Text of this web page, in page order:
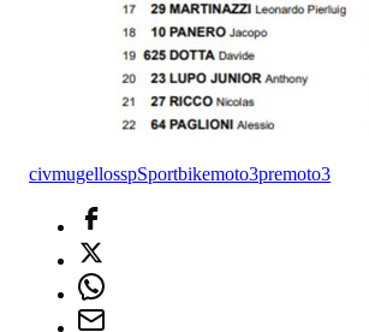
civmugellosspSportbikemoto3premoto3